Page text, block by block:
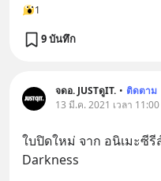
1
9 บันทึก
จดอ. JUSTดูIT. • ติดตาม
13 มี.ค. 2021 เวลา
ใบปิดใหม่ จาก อนิเมะซีรี
Darkness